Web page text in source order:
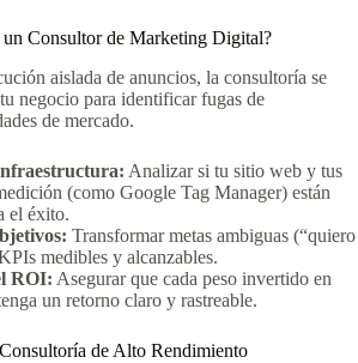
un Consultor de Marketing Digital?
aislada de anuncios, la consultoría se
negocio para identificar fugas de
de mercado.
Analizar si tu sitio web y tus
(como Google Tag Manager) están
el éxito.
Transformar metas ambiguas (“quiero
medibles y alcanzables.
ROI: Asegurar que cada peso invertido en
un retorno claro y rastreable.
de Alto Rendimiento